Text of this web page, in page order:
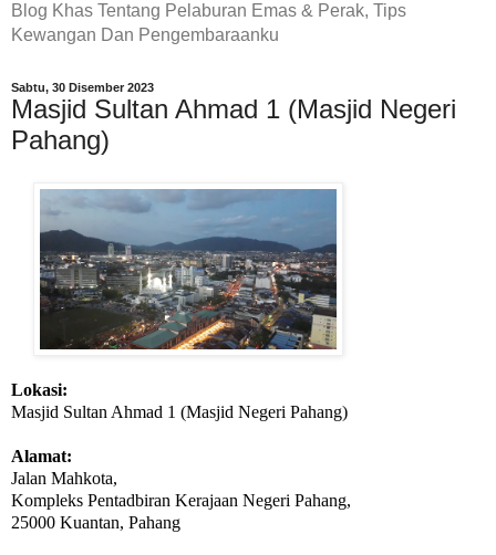
Blog Khas Tentang Pelaburan Emas & Perak, Tips
Kewangan Dan Pengembaraanku
Sabtu, 30 Disember 2023
Masjid Sultan Ahmad 1 (Masjid Negeri
Pahang)
Lokasi:
Masjid Sultan Ahmad 1 (Masjid Negeri Pahang)
Alamat:
Jalan Mahkota,
Kompleks Pentadbiran Kerajaan Negeri Pahang,
25000 Kuantan, Pahang